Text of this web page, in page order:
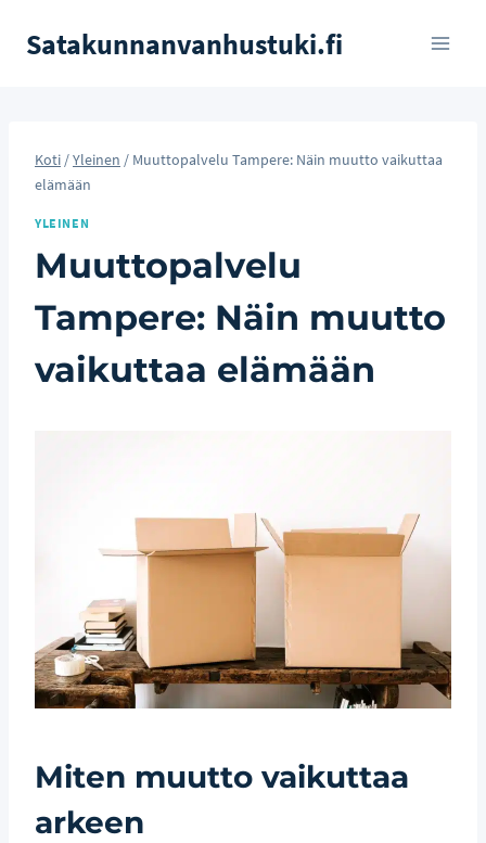
sisältöön
Satakunnanvanhustuki.fi
Koti /Yleinen / Muuttopalvelu Tampere: Näin muutto vaikuttaa
elämään
YLEINEN
Muuttopalvelu
Tampere: Näin muutto
vaikuttaa elämään
Miten muutto vaikuttaa
arkeen